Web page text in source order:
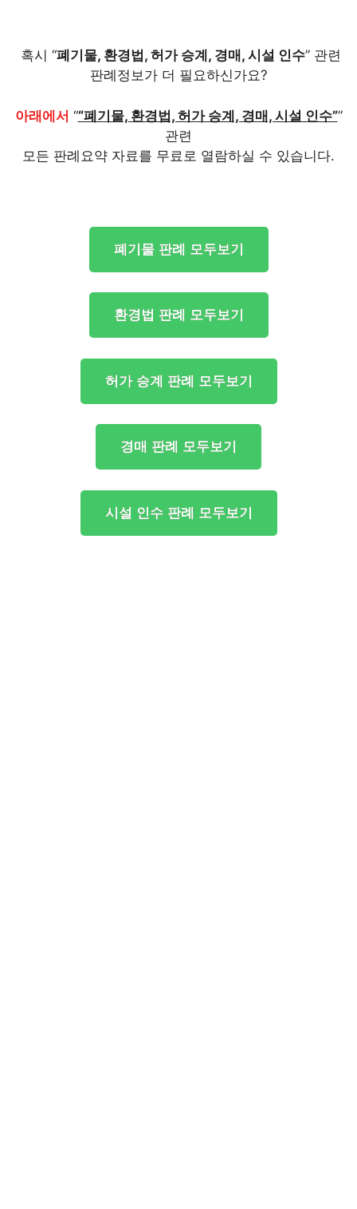
혹시 “폐기물, 환경법, 허가 승계, 경매, 시설 인수” 관련
판례정보가 더 필요하신가요?
아래에서 ““폐기물, 환경법, 허가 승계, 경매, 시설 인수””
관련
모든 판례요약 자료를 무료로 열람하실 수 있습니다.
폐기물 판례 모두보기
환경법 판례 모두보기
허가 승계 판례 모두보기
경매 판례 모두보기
시설 인수 판례 모두보기